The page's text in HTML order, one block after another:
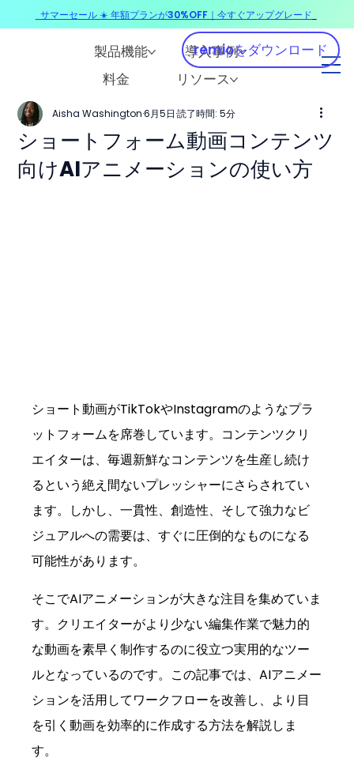
製品機能
導入事例
料金
リソース
remioをダウンロード
ショートフォーム動画コンテンツ
向けAIアニメーションの使い方
Aisha Washington 6月5日 読了時間: 5分
ショート動画がTikTokやInstagramのようなプラ
ットフォームを席巻しています。コンテンツクリ
エイターは、毎週新鮮なコンテンツを生産し続け
るという絶え間ないプレッシャーにさらされてい
ます。しかし、一貫性、創造性、そして強力なビ
ジュアルへの需要は、すぐに圧倒的なものになる
可能性があります。
そこでAIアニメーションが大きな注目を集めていま
す。クリエイターがより少ない編集作業で魅力的
な動画を素早く制作するのに役立つ実用的なツー
ルとなっているのです。この記事では、AIアニメー
ションを活用してワークフローを改善し、より目
を引く動画を効率的に作成する方法を解説しま
す。
サマーセール ☀️ 年額プランが30%OFF｜今すぐアップグレード